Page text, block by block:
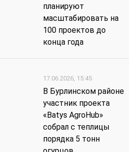
планируют
масштабировать на
100 проектов до
конца года
17.06.2026, 15:45
В Бурлинском районе
участник проекта
«Batys AgroHub»
собрал с теплицы
порядка 5 тонн